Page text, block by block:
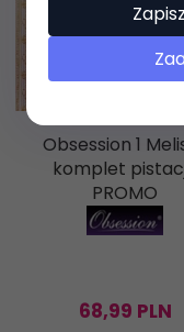
Obsession 1
komplet
PROMO
68,99 PLN